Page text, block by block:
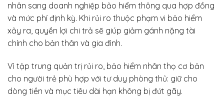
nhân sang doanh nghiệp bảo hiểm thông qua hợp đồng
và mức phí định kỳ. Khi rủi ro thuộc phạm vi bảo hiểm
xảy ra, quyền lợi chi trả sẽ giúp giảm gánh nặng tài
chính cho bản thân và gia đình.
Vì tập trung quản trị rủi ro, bảo hiểm nhân thọ cơ bản
cho người trẻ phù hợp với tư duy phòng thủ: giữ cho
dòng tiền và mục tiêu dài hạn không bị đứt gãy.